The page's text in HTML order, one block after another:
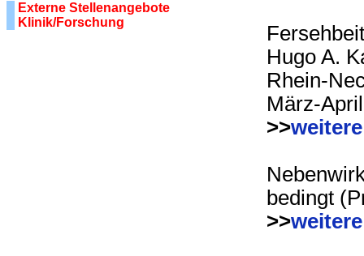
Externe Stellenangebote
Klinik/Forschung
Hugo A.
Rhein-
März-
>>
bedingt
>>